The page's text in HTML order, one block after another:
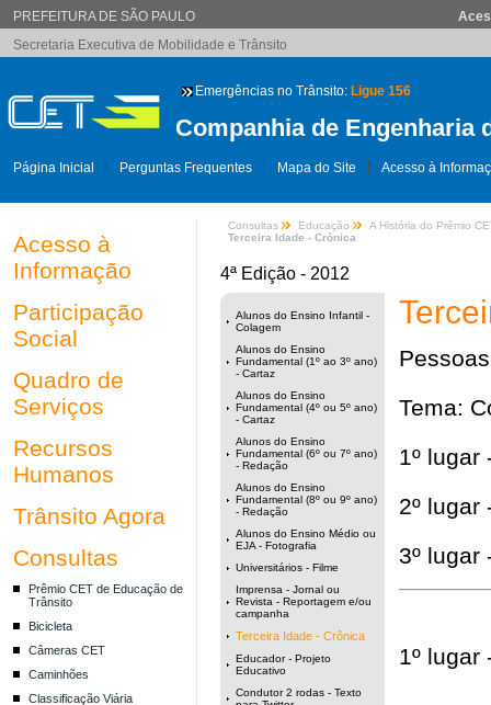
PREFEITURA DE SÃO PAULO
Secretaria Executiva de Mobilidade e Trânsito
Emergências no Trânsito: Ligue 156
Companhia de Engenharia
Página Inicial Perguntas Frequentes Mapa do Site Acesso à
Acesso à
Informação
Participação
Social
Quadro de
Serviços
Recursos
Humanos
Trânsito Agora
Consultas
Prêmio CET de Educação de
Trânsito
Bicicleta
Câmeras CET
Caminhões
Classificação Viária
Consultas Educação
A História do Prêmio
Terceira Idade - Crônica
4ª Edição - 2012
Alunos do Ensino Infantil -
Colagem
Alunos do Ensino
Fundamental (1º ao 3º ano)
- Cartaz
Alunos do Ensino
Fundamental (4º ou 5º ano)
- Cartaz
Alunos do Ensino
Fundamental (6º ou 7º ano)
- Redação
Alunos do Ensino
Fundamental (8º ou 9º ano)
- Redação
Alunos do Ensino Médio ou
EJA - Fotografia
Universitários - Filme
Imprensa - Jornal ou
Revista - Reportagem e/ou
campanha
Terceira Idade - Crônica
Educador - Projeto
Educativo
Condutor 2 rodas - Texto
Tema:
1º lugar
2º lugar
3º lugar
1º lugar